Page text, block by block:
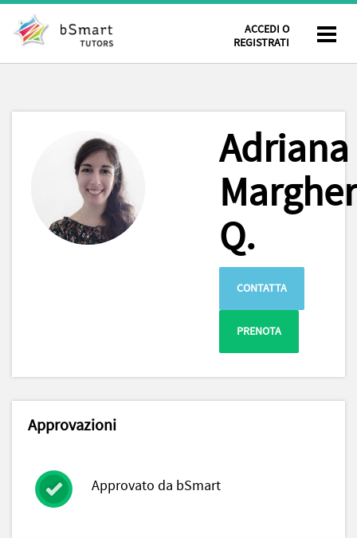
ACCEDI O
REGISTRATI
Adriana
Q.
CONTATTA
PRENOTA
Approvazioni
Approvato da bSmart